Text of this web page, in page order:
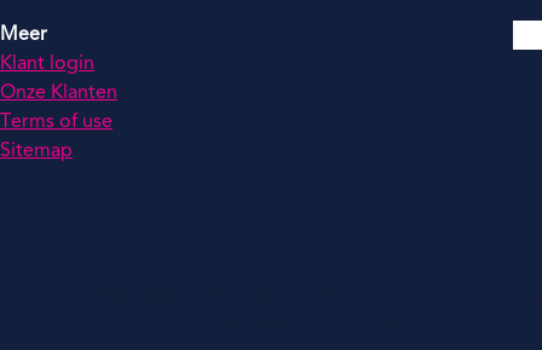
Meer
Klant login
Onze Klanten
Terms of use
Sitemap